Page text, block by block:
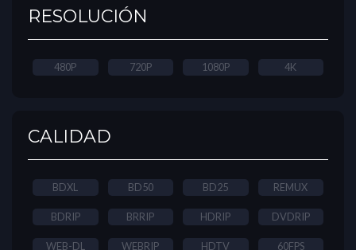
RESOLUCIÓN
480P 720P 1080P 4K
CALIDAD
BDXL BD50 BD25 REMUX
BDRIP BRRIP HDRIP DVDRIP
WEB-DL WEBRIP HDTV 60FPS